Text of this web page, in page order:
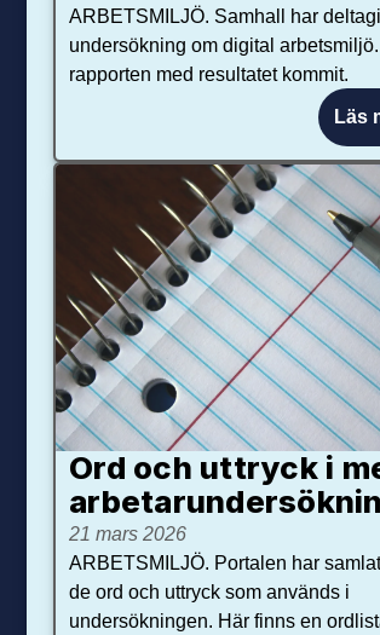
ARBETSMILJÖ. Samhall har
undersökning om digital
rapporten med resultatet kommit.
Läs
Ord och uttryck i
21 mars 2026
ARBETSMILJÖ. Portalen har
de ord och uttryck som används i
undersökningen. Här finns en